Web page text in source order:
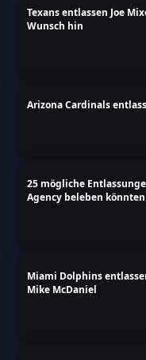
Texans entlassen Joe
Wunsch hin
Arizona Cardinals
25 mögliche
Agency beleben könnten
Miami Dolphins
Mike McDaniel